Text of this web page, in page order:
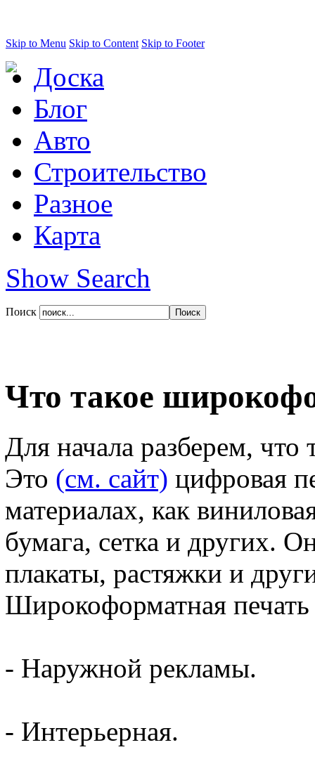
Skip to Menu Skip to Content Skip to Footer
Доска
Блог
Авто
Строительство
Разное
Карта
Show Search
Поиск
Что такое
Для начала разберем,
Это (см. сайт) цифровая
материалах, как
бумага, сетка и других.
плакаты, растяжки и
Широкоформатная печать
- Наружной рекламы.
- Интерьерная.